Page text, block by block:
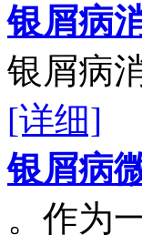
银屑病
银屑病
[详细]
银屑病
。作为